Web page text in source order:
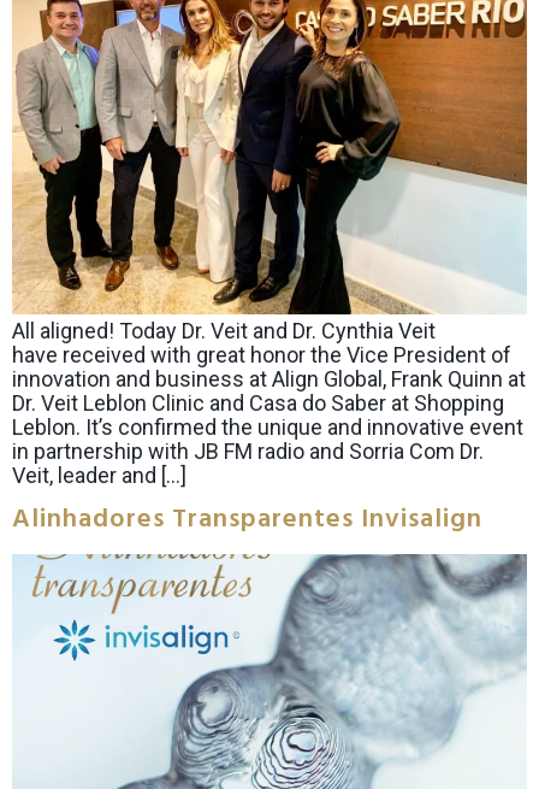
All aligned! Today Dr. Veit and Dr. Cynthia Veit
have received with great honor the Vice President of
innovation and business at Align Global, Frank Quinn at
Dr. Veit Leblon Clinic and Casa do Saber at Shopping
Leblon. It’s confirmed the unique and innovative event
in partnership with JB FM radio and Sorria Com Dr.
Veit, leader and […]
Alinhadores Transparentes Invisalign